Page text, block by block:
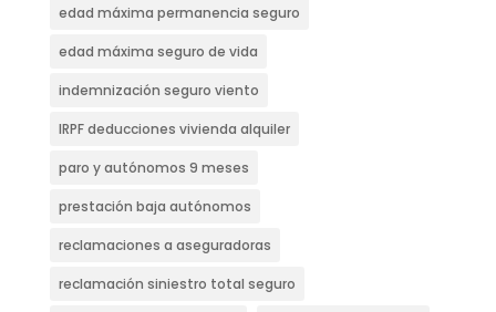
edad máxima permanencia seguro
edad máxima seguro de vida
indemnización seguro viento
IRPF deducciones vivienda alquiler
paro y autónomos 9 meses
prestación baja autónomos
reclamaciones a aseguradoras
reclamación siniestro total seguro